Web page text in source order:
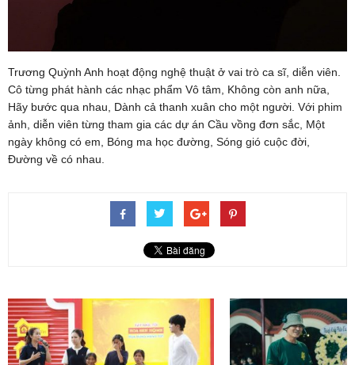
Trương Quỳnh Anh hoạt động nghệ thuật ở vai trò ca sĩ, diễn viên.
Cô từng phát hành các nhạc phẩm Vô tâm, Không còn anh nữa,
Hãy bước qua nhau, Dành cả thanh xuân cho một người. Với phim
ảnh, diễn viên từng tham gia các dự án Cầu vồng đơn sắc, Một
ngày không có em, Bóng ma học đường, Sóng gió cuộc đời,
Đường về có nhau.